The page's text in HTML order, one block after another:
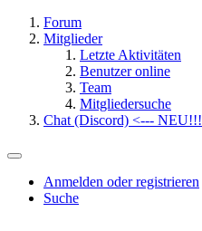
Forum
Mitglieder
Letzte Aktivitäten
Benutzer online
Team
Mitgliedersuche
Chat (Discord) <--- NEU!!!
Anmelden oder registrieren
Suche